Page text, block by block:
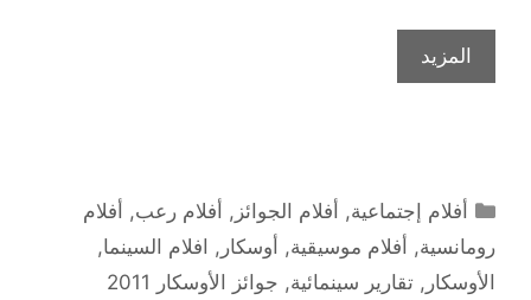
المزيد
التصنيفات
أفلام إجتماعية, أفلام الجوائز , أفلام رعب, أفلام
رومانسية, أفلام موسيقية, أوسكار , افلام السينما,
الأوسكار , تقارير سينمائية, جوائز الأوسكار 2011